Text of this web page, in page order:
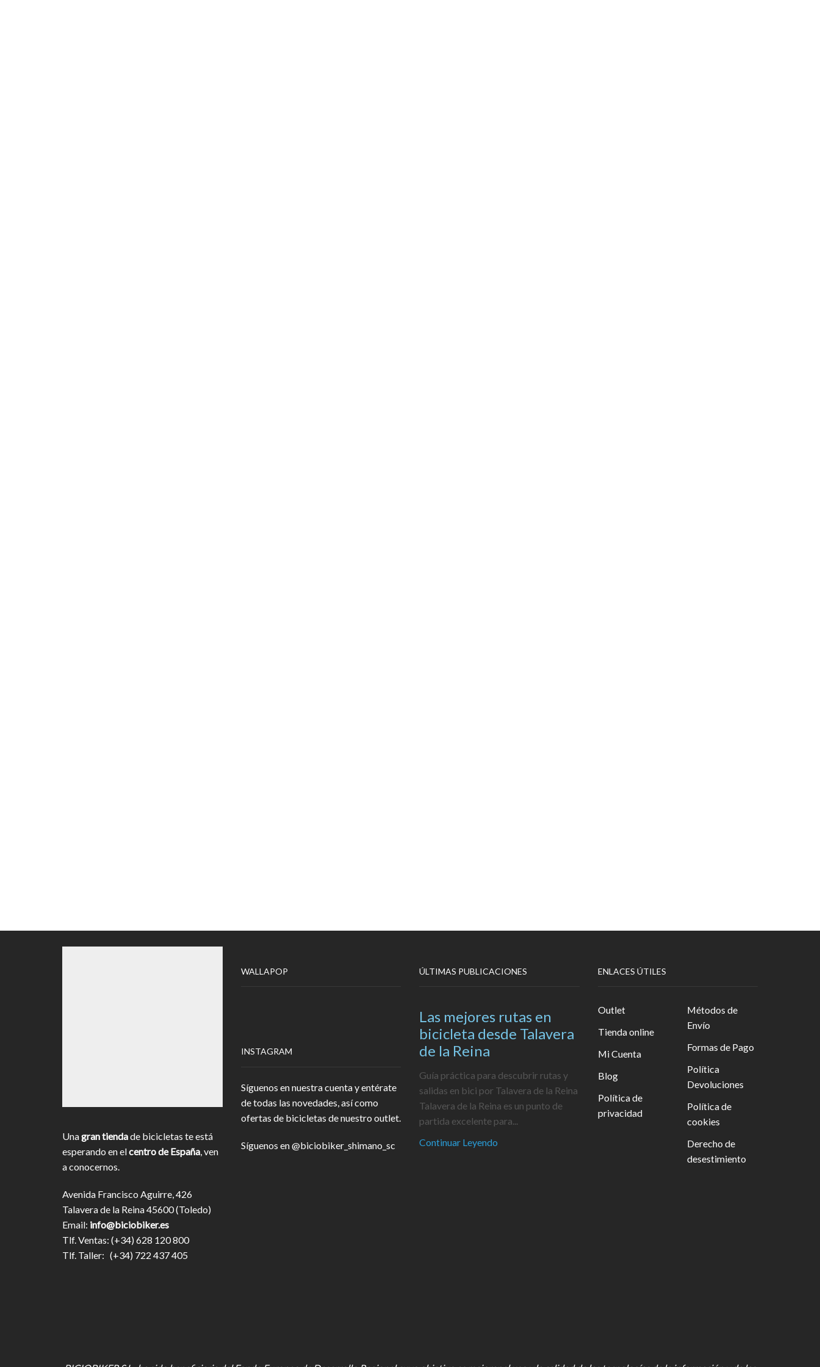
Unagran tiendade bicicletas te está
esperando en elcentro de España , ven
a conocernos.
Avenida Francisco Aguirre, 426
Talavera de la Reina 45600 (Toledo)
Email: info@biciobiker.es
Tlf. Ventas: (+34) 628 120 800
Tlf. Taller: (+34) 722 437 405
WALLAPOP
INSTAGRAM
Síguenos en nuestra cuenta y entérate
de todas las novedades, así como
ofertas de bicicletas de nuestro outlet.
Síguenos en@biciobiker_shimano_sc
ÚLTIMAS PUBLICACIONES
Las mejores rutas en
bicicleta desde Talavera
de la Reina
Guía práctica para descubrir rutas y
salidas en bici por Talavera de la Reina
Talavera de la Reina es un punto de
partida excelente para...
Continuar Leyendo
ENLACES ÚTILES
Outlet
Tienda online
Mi Cuenta
Blog
Política de
privacidad
Métodos de
Envío
Formas de Pago
Política
Devoluciones
Política de
cookies
Derecho de
desestimiento